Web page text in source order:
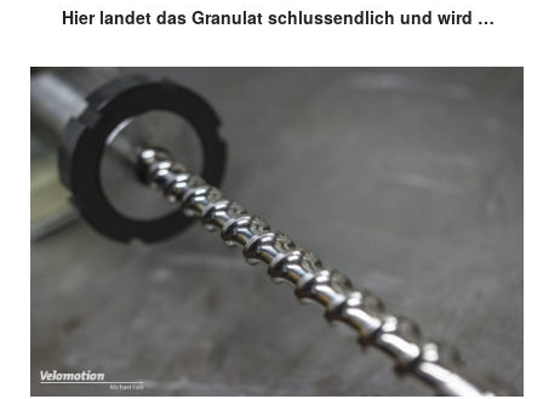
Hier landet das Granulat schlussendlich und wird …